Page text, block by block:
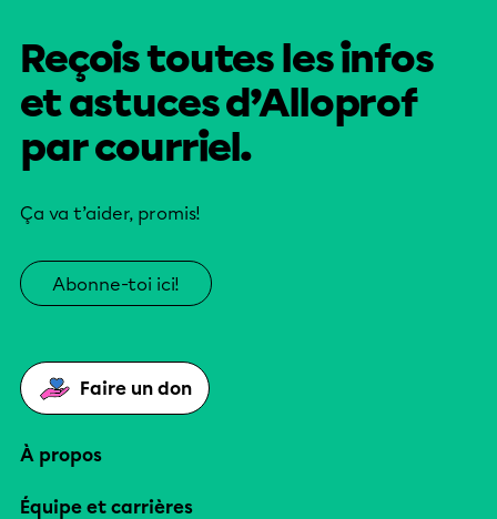
Reçois toutes les infos
et astuces d’Alloprof
par courriel.
Ça va t’aider, promis!
Abonne-toi ici!
Faire un don
À propos
Équipe et carrières